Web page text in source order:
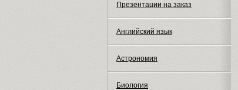
Презентации на заказ
Английский язык
Астрономия
Биология